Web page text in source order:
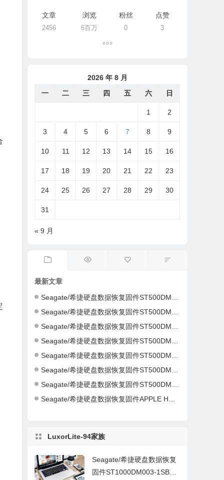
文章
2456
浏览
6百万
粉丝
0
点赞
3
2026 年 8 月
一
二 三 四 五 六 日
1 2
3 4 5 6 7 8 9
10 11 12 13 14 15 16
17 18 19 20 21 22 23
24 25 26 27 28 29 30
31
« 9 月
最新文章
Seagate/希捷硬盘数据恢复固件ST500DM002-1ER14C-CC46-S4Y4K583-PC3000全套
Seagate/希捷硬盘数据恢复固件ST500DM002-1ER14C-CC43-Z4Y16NC5-PC3000全套
Seagate/希捷硬盘数据恢复固件ST500DM002-1CH14C-CC49-Z1DA7L6D-PC3000全套
Seagate/希捷硬盘数据恢复固件ST500DM002-1CH14C-CC49-Z1DA7L6D-PC3000全套
Seagate/希捷硬盘数据恢复固件ST500DM002-1CH14C-CC49-S1DHMP2Y-PC3000全套
Seagate/希捷硬盘数据恢复固件ST500DM002-1CH14C-CC47-W1D1W19H-PC3000全套
Seagate/希捷硬盘数据恢复固件ST500DM002-1CH14C-CC46-Z1D9B2G6-PC3000全套
Seagate/希捷硬盘数据恢复固件APPLE HDD ST2000DM001-AQ03-W8E01Z5H-PC3000全套
LuxorLite-94家族
Seagate/希捷硬盘数据恢复
固件ST1000DM003-1SB10